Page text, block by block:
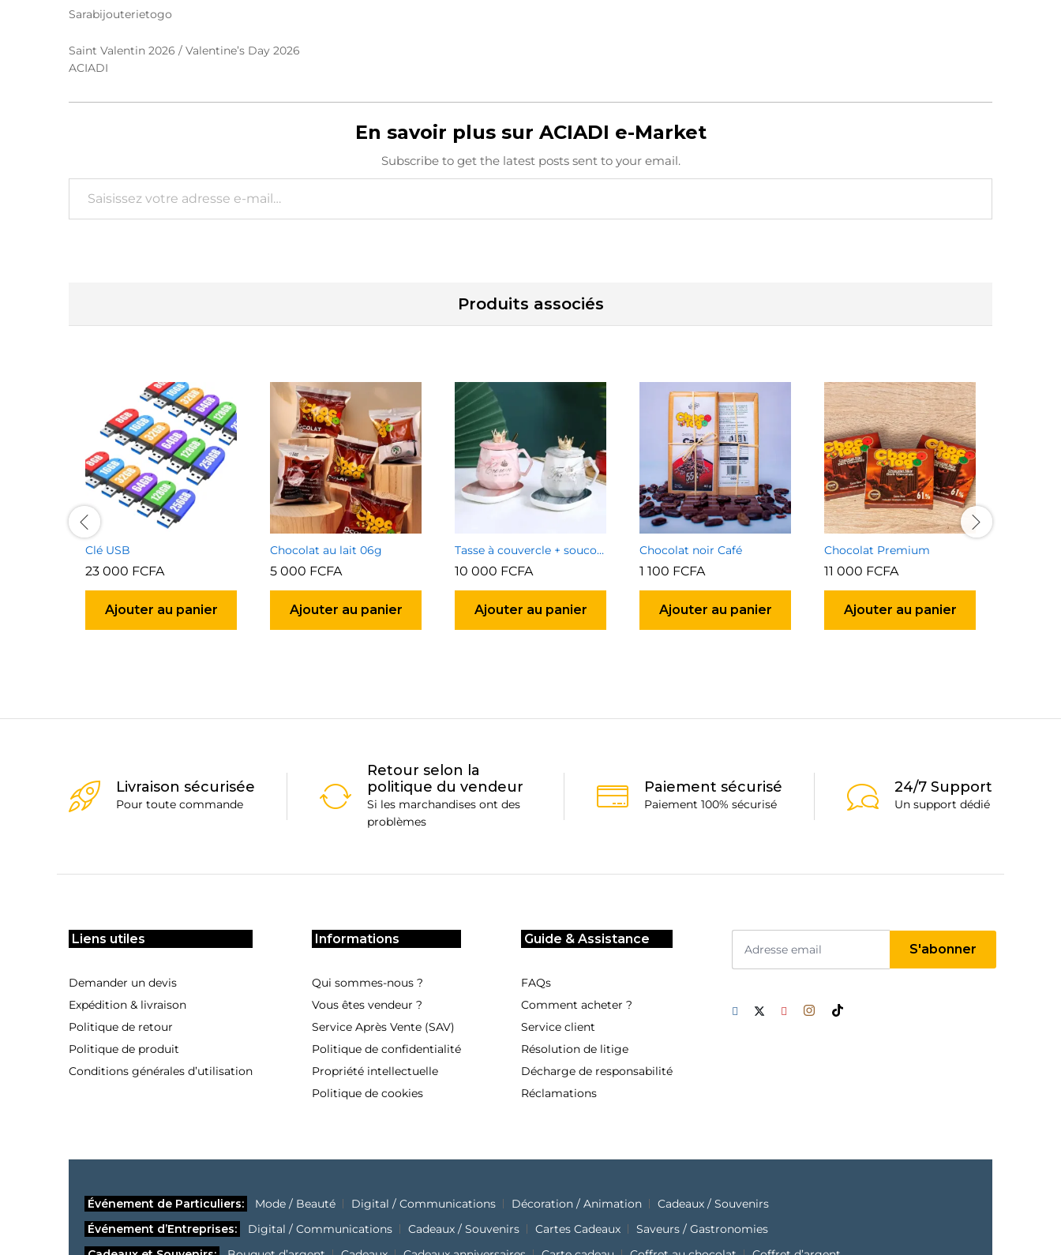
Sarabijouterietogo
Saint Valentin 2026 / Valentine’s Day 2026
ACIADI
En savoir plus sur ACIADI e-Market
Subscribe to get the latest posts sent to your email.
Saisissez votre adresse e-mail…
Produits associés
Clé USB
23 000 FCFA
Ajouter au panier
Chocolat au lait 06g
5 000 FCFA
Ajouter au panier
Tasse à couvercle + soucoupe
10 000 FCFA
Ajouter au panier
Chocolat noir Café
1 100 FCFA
Ajouter au panier
Chocolat Premium
11 000 FCFA
Ajouter au panier
Livraison sécurisée
Pour toute commande
Retour selon la
politique du vendeur
Si les marchandises ont des
problèmes
Paiement sécurisé
Paiement 100% sécurisé
24/7 Support
Un support dédié
Liens utiles
Demander un devis
Expédition & livraison
Politique de retour
Politique de produit
Conditions générales d’utilisation
Informations
Qui sommes-nous ?
Vous êtes vendeur ?
Service Après Vente (SAV)
Politique de confidentialité
Propriété intellectuelle
Politique de cookies
Guide & Assistance
FAQs
Comment acheter ?
Service client
Résolution de litige
Décharge de responsabilité
Réclamations
Événement de Particuliers: Mode / Beauté Digital / Communications Décoration / Animation
Cadeaux / Souvenirs
Événement d’Entreprises:
Digital / Communications Cadeaux / Souvenirs Cartes Cadeaux
Saveurs / Gastronomies